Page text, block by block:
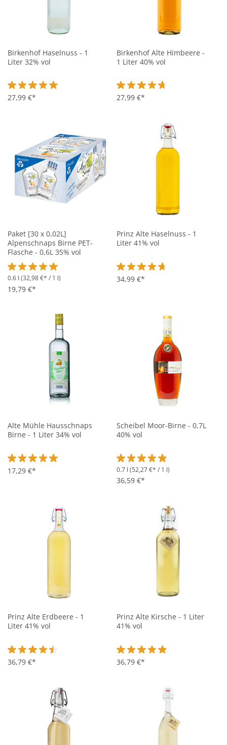
Birkenhof Haselnuss - 1
Liter 32% vol
Durchschnittliche Bewertung von 4.9 von 5 Sternen
27,99 €*
Birkenhof Alte Himbeere -
1 Liter 40% vol
Durchschnittliche Bewertung
27,99 €*
Paket [30 x 0,02L]
Alpenschnaps Birne PET-
Flasche - 0,6L 35% vol
Durchschnittliche Bewertung von 5 von 5 Sternen
0.6 l (32,98 €* / 1 l)
19,79 €*
Prinz Alte Haselnuss - 1
Liter 41% vol
Durchschnittliche Bewertung
34,99 €*
Alte Mühle Hausschnaps
Birne - 1 Liter 34% vol
Durchschnittliche Bewertung von 5 von 5 Sternen
17,29 €*
Scheibel Moor-Birne - 0,7L
40% vol
Durchschnittliche Bewertung
0.7 l (52,27 €* / 1 l)
36,59 €*
Prinz Alte Erdbeere - 1
Liter 41% vol
Durchschnittliche Bewertung von 4.6 von 5 Sternen
36,79 €*
Prinz Alte Kirsche - 1 Liter
41% vol
Durchschnittliche Bewertung
36,79 €*